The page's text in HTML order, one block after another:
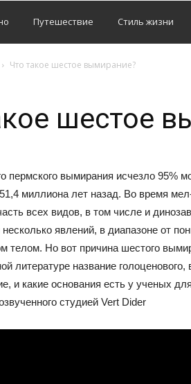
Путешествие Стиль жизни
Что такое шестое вымирание?
шестое
пермского вымирания исчезло 95%
миллиона лет назад. Во время
всех видов, в том числе и
явлений, в диапазоне от
телом. Но вот причина шестого
литературе название
и какие основания есть у ученых
студией Vert Dider